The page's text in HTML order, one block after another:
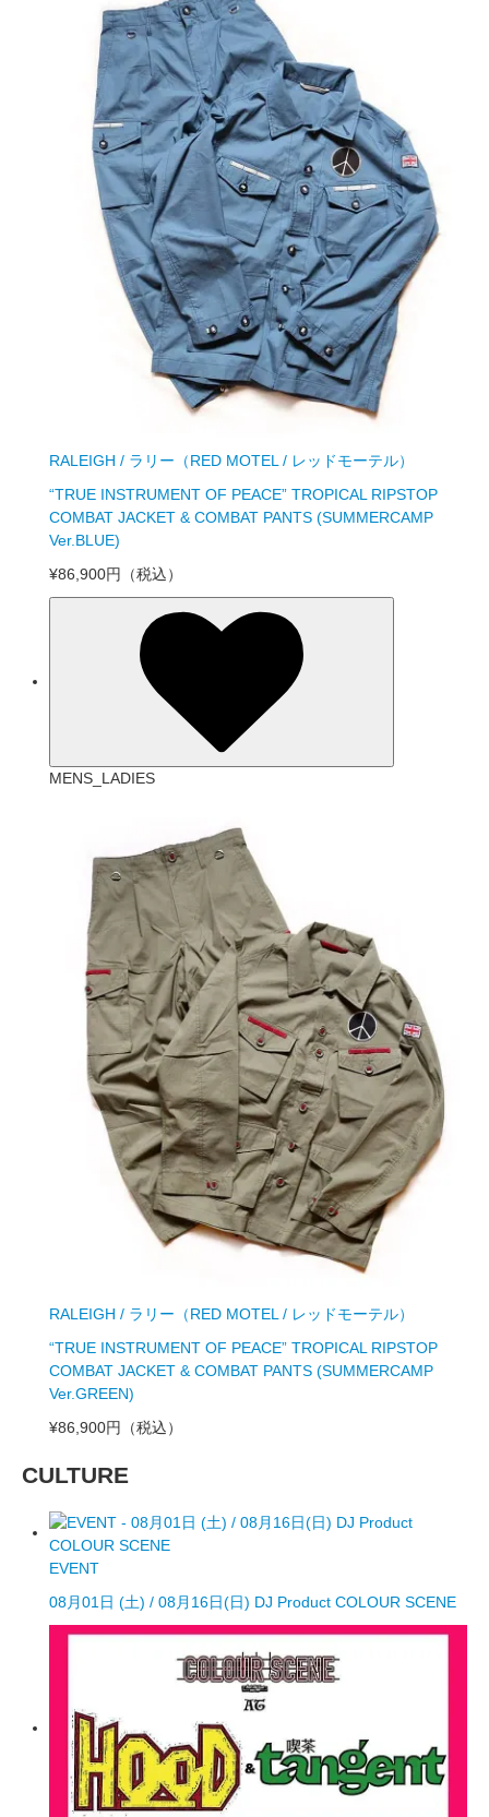
RALEIGH / ラリー（RED MOTEL / レッドモーテル）
“TRUE INSTRUMENT OF PEACE” TROPICAL RIPSTOP
COMBAT JACKET & COMBAT PANTS (SUMMERCAMP
Ver.BLUE)
¥86,900円
（税込）
MENS_LADIES
RALEIGH / ラリー（RED MOTEL / レッドモーテル）
“TRUE INSTRUMENT OF PEACE” TROPICAL RIPSTOP
COMBAT JACKET & COMBAT PANTS (SUMMERCAMP
Ver.GREEN)
¥86,900円
（税込）
CULTURE
EVENT
08月01日 (土) / 08月16日(日) DJ Product COLOUR SCENE